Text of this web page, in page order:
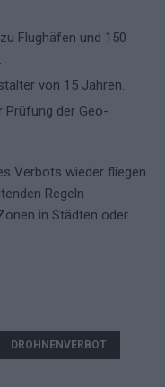
Flughäfen und 150
von 15 Jahren.
Prüfung der Geo-
Verbots wieder fliegen
Regeln
in Städten oder
DROHNENVERBOT